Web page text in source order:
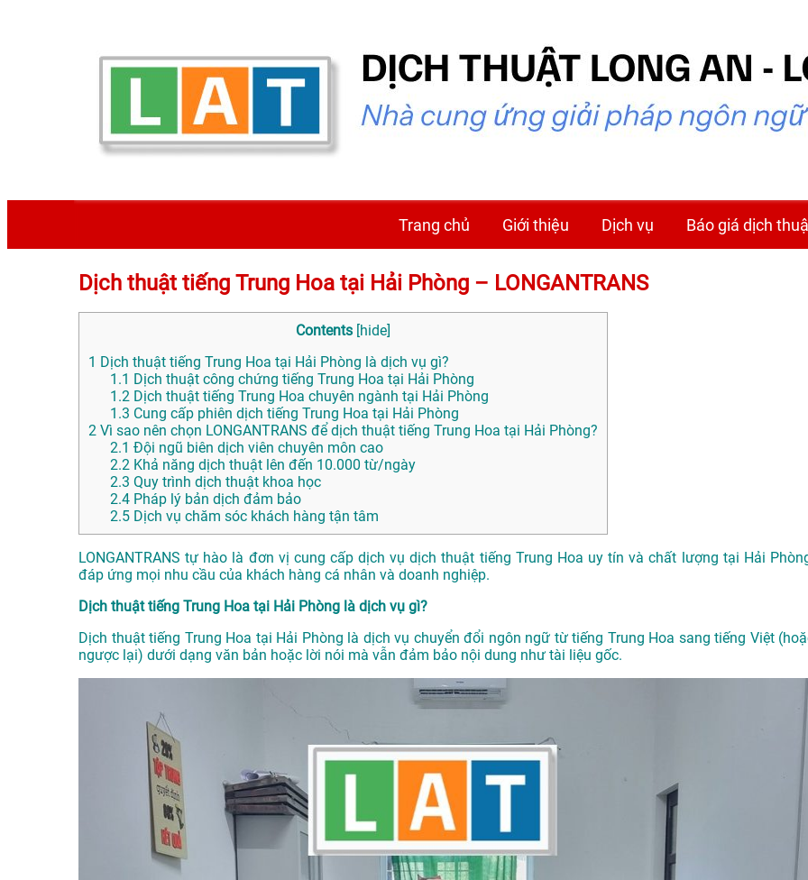
Trang chủ Giới thiệu Dịch vụ Báo giá dịch
Dịch thuật tiếng Trung Hoa tại Hải Phòng – LONGANTRANS
Contents [hide]
1 Dịch thuật tiếng Trung Hoa tại Hải Phòng là dịch vụ gì?
1.1 Dịch thuật công chứng tiếng Trung Hoa tại Hải Phòng
1.2 Dịch thuật tiếng Trung Hoa chuyên ngành tại Hải Phòng
1.3 Cung cấp phiên dịch tiếng Trung Hoa tại Hải Phòng
2 Vì sao nên chọn LONGANTRANS để dịch thuật tiếng Trung Hoa tại Hải Phòng?
2.1 Đội ngũ biên dịch viên chuyên môn cao
2.2 Khả năng dịch thuật lên đến 10.000 từ/ngày
2.3 Quy trình dịch thuật khoa học
2.4 Pháp lý bản dịch đảm bảo
2.5 Dịch vụ chăm sóc khách hàng tận tâm
LONGANTRANS tự hào là đơn vị cung cấp dịch vụ dịch thuật tiếng Trung Hoa uy tín và chất lượng tại Hải
đáp ứng mọi nhu cầu của khách hàng cá nhân và doanh nghiệp.
Dịch thuật tiếng Trung Hoa tại Hải Phòng là dịch vụ gì?
Dịch thuật tiếng Trung Hoa tại Hải Phòng là dịch vụ chuyển đổi ngôn ngữ từ tiếng Trung Hoa sang tiếng Việt
ngược lại) dưới dạng văn bản hoặc lời nói mà vẫn đảm bảo nội dung như tài liệu gốc.